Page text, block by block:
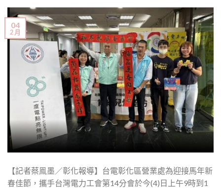
04
2 月
【記者蔡鳯墨／彰化報導】台電彰化區營業處為迎接馬年新
春佳節，攜手台灣電力工會第14分會於今(4)日上午9時到1